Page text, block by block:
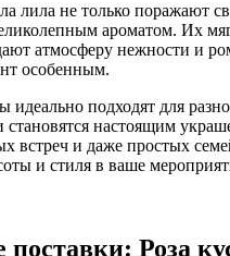
лила не только поражают
ароматом. Их
атмосферу нежности и
особенным.
идеально подходят для
настоящим
встреч и даже простых
и стиля в ваше
Роза